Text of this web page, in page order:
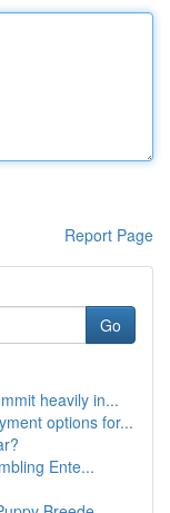
Report Page
Go
heavily in...
options for...
Ente...